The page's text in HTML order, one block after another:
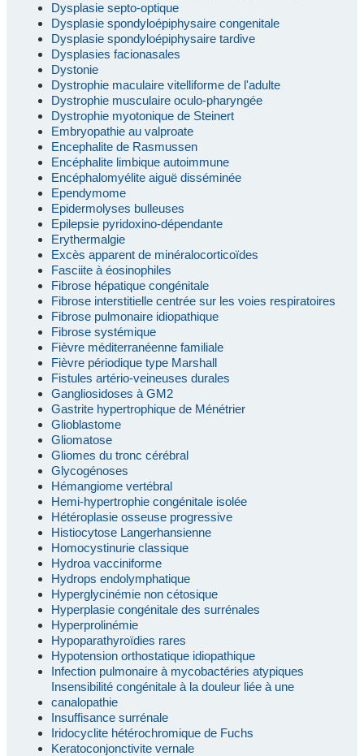
Dysplasie septo-optique
Dysplasie spondyloépiphysaire congenitale
Dysplasie spondyloépiphysaire tardive
Dysplasies facionasales
Dystonie
Dystrophie maculaire vitelliforme de l'adulte
Dystrophie musculaire oculo-pharyngée
Dystrophie myotonique de Steinert
Embryopathie au valproate
Encephalite de Rasmussen
Encéphalite limbique autoimmune
Encéphalomyélite aiguë disséminée
Ependymome
Epidermolyses bulleuses
Epilepsie pyridoxino-dépendante
Erythermalgie
Excès apparent de minéralocorticoïdes
Fasciite à éosinophiles
Fibrose hépatique congénitale
Fibrose interstitielle centrée sur les voies respiratoires
Fibrose pulmonaire idiopathique
Fibrose systémique
Fièvre méditerranéenne familiale
Fièvre périodique type Marshall
Fistules artério-veineuses durales
Gangliosidoses à GM2
Gastrite hypertrophique de Ménétrier
Glioblastome
Gliomatose
Gliomes du tronc cérébral
Glycogénoses
Hémangiome vertébral
Hemi-hypertrophie congénitale isolée
Hétéroplasie osseuse progressive
Histiocytose Langerhansienne
Homocystinurie classique
Hydroa vacciniforme
Hydrops endolymphatique
Hyperglycinémie non cétosique
Hyperplasie congénitale des surrénales
Hyperprolinémie
Hypoparathyroïdies rares
Hypotension orthostatique idiopathique
Infection pulmonaire à mycobactéries atypiques
Insensibilité congénitale à la douleur liée à une
canalopathie
Insuffisance surrénale
Iridocyclite hétérochromique de Fuchs
Keratoconjonctivite vernale